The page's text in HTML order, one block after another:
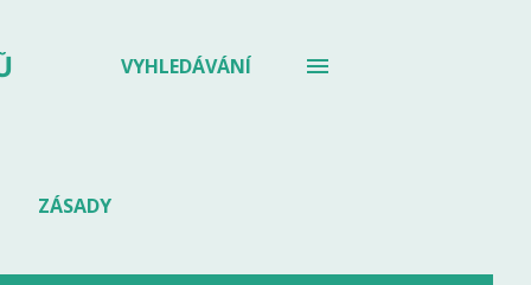
VYHLEDÁVÁNÍ
ZÁSADY